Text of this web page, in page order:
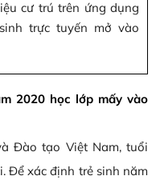
cư trú trên ứng dụng
trực tuyến mở vào
2020 học lớp mấy vào
Đào tạo Việt Nam, tuổi
Để xác định trẻ sinh năm